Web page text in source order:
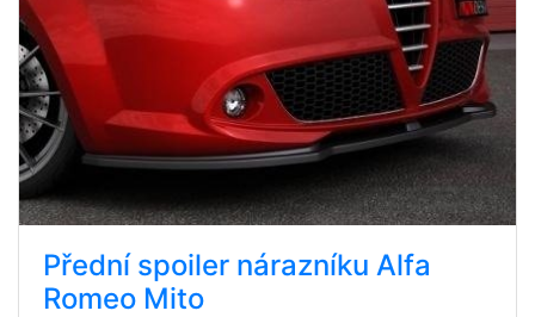
Přední spoiler nárazníku Alfa
Romeo Mito